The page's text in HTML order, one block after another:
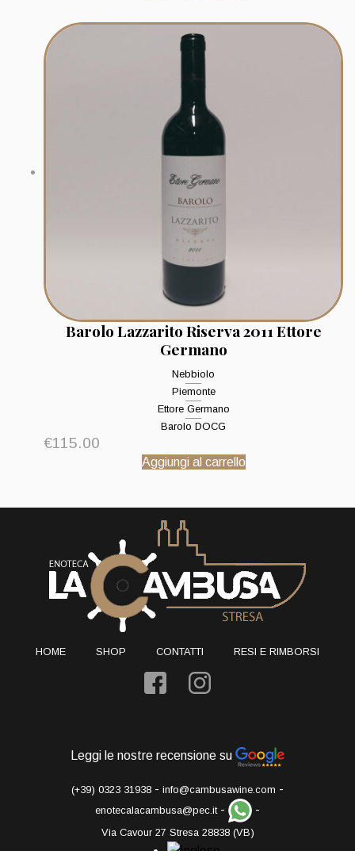
Barolo Lazzarito Riserva 2011 Ettore
Germano
Nebbiolo
Piemonte
Ettore Germano
Barolo DOCG
€115.00
Aggiungi al carrello
HOME SHOP CONTATTI RESI E RIMBORSI
Leggi le nostre recensione su
(+39) 0323 31938 - info@cambusawine.com -
enotecalacambusa@pec.it- -
Via Cavour 27 Stresa 28838 (VB)